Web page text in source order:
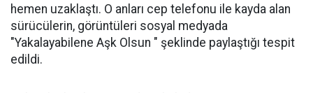
hemen uzaklaştı. O anları cep telefonu ile kayda alan
sürücülerin, görüntüleri sosyal medyada
"Yakalayabilene Aşk Olsun " şeklinde paylaştığı tespit
edildi.